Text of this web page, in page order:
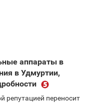
аппараты в
в Удмуртии,
репутацией переносит